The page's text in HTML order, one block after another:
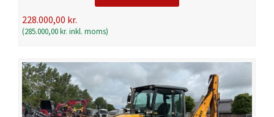
228.000,00 kr.
(285.000,00kr. inkl. moms)